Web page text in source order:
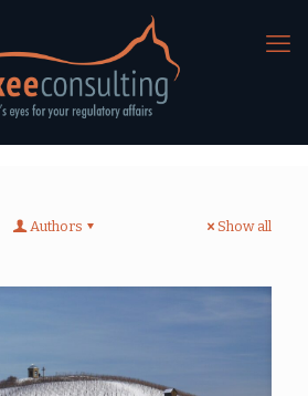
Authors Show all